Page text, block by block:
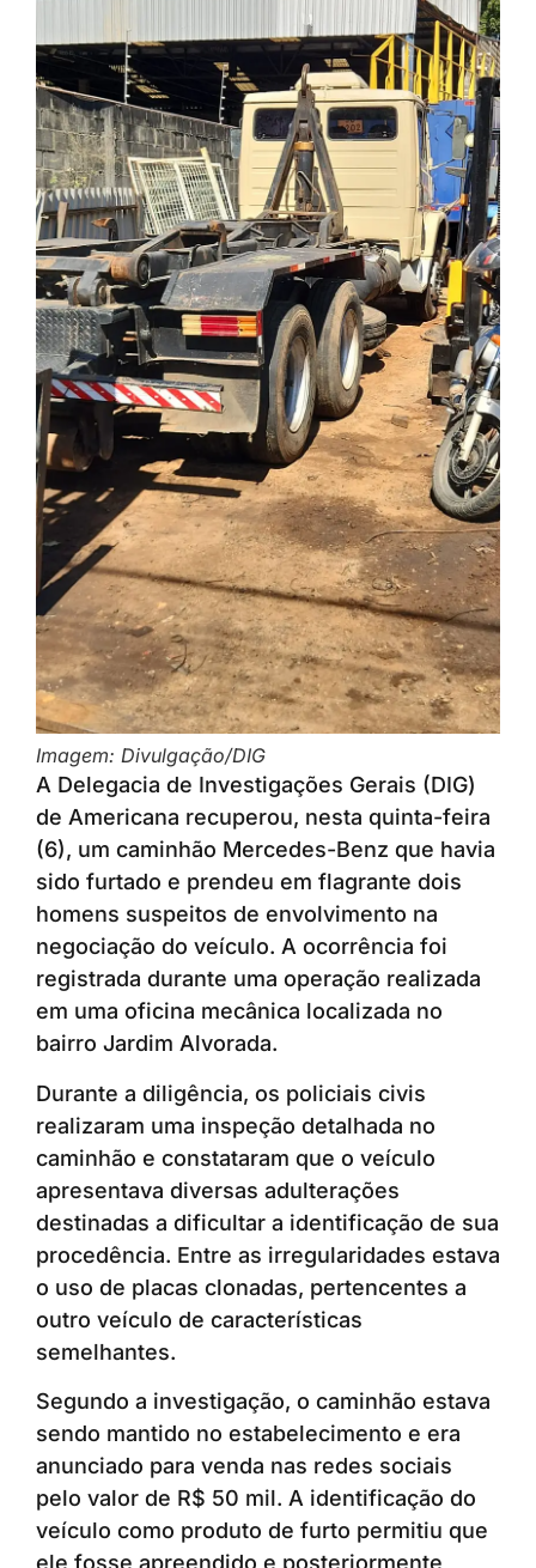
Imagem: Divulgação/DIG
A Delegacia de Investigações Gerais (DIG)
de Americana recuperou, nesta quinta-feira
(6), um caminhão Mercedes-Benz que havia
sido furtado e prendeu em flagrante dois
homens suspeitos de envolvimento na
negociação do veículo. A ocorrência foi
registrada durante uma operação realizada
em uma oficina mecânica localizada no
bairro Jardim Alvorada.
Durante a diligência, os policiais civis
realizaram uma inspeção detalhada no
caminhão e constataram que o veículo
apresentava diversas adulterações
destinadas a dificultar a identificação de sua
procedência. Entre as irregularidades estava
o uso de placas clonadas, pertencentes a
outro veículo de características
semelhantes.
Segundo a investigação, o caminhão estava
sendo mantido no estabelecimento e era
anunciado para venda nas redes sociais
pelo valor de R$ 50 mil. A identificação do
veículo como produto de furto permitiu que
ele fosse apreendido e posteriormente